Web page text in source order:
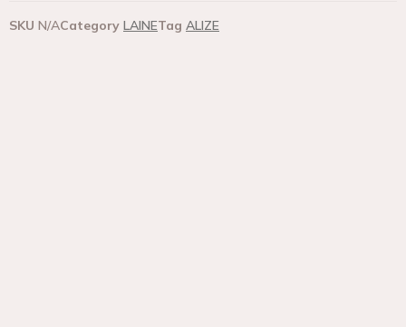
SKU N/ACategory LAINETag ALIZE